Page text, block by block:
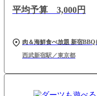
平均予算 3,000円
肉＆海鮮食べ放題 新宿
西武新宿駅／東京都